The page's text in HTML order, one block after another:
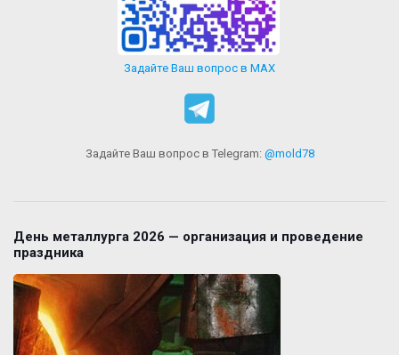
Задайте Ваш вопрос в MAX
Задайте Ваш вопрос в Telegram: @mold78
День металлурга 2026 — организация и проведение
праздника